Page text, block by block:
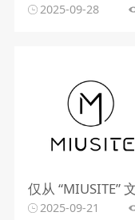
2025-09-28
2025-09-21